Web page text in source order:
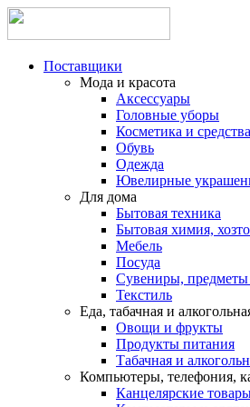
Поставщики
Мода и красота
Аксессуары
Головные уборы
Косметика и
Обувь
Одежда
Ювелирные
Для дома
Бытовая техника
Бытовая химия,
Мебель
Посуда
Сувениры, предметы
Текстиль
Еда, табачная и
Овощи и фрукты
Продукты питания
Табачная и
Компьютеры, телефония,
Канцелярские